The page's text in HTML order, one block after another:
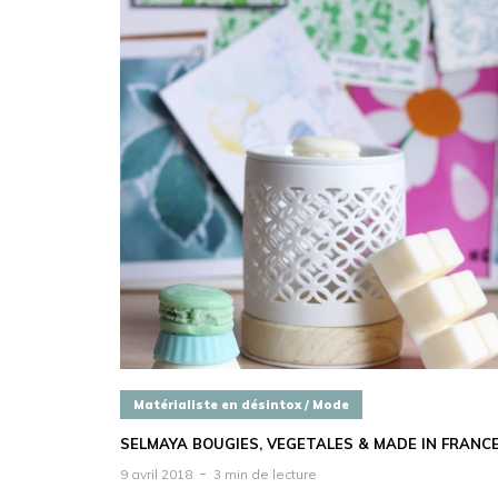
Matérialiste en désintox / Mode
SELMAYA BOUGIES, VEGETALES & MADE IN
9 avril 2018 3 min de lecture